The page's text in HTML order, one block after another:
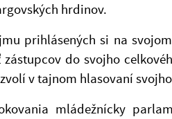
hrdinov.
prihlásených si na
do svojho
v tajnom hlasovaní
mládežnícky